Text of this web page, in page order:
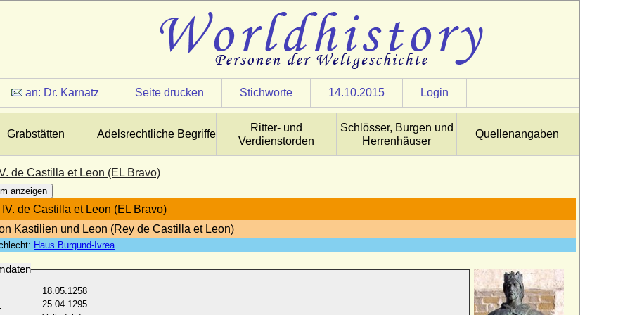
an: Dr. Karnatz Seite drucken Stichworte 14.10.2015 Login
Grabstätten Adelsrechtliche Begriffe
Ritter- und
Verdienstorden
Schlösser, Burgen und
Herrenhäuser
Quellenangaben
de Castilla et Leon (EL Bravo)
anzeigen
de Castilla et Leon (EL Bravo)
Kastilien und Leon (Rey de Castilla et Leon)
Haus Burgund-Ivrea
18.05.1258
25.04.1295